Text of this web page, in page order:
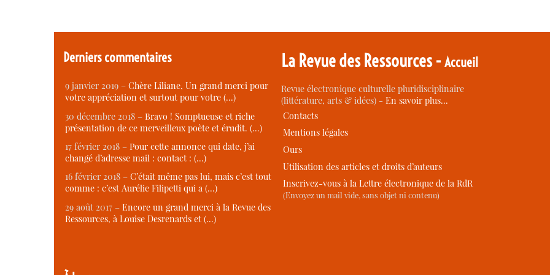
Derniers commentaires
9 janvier 2019 – Chère Liliane, Un grand merci pour
votre appréciation et surtout pour votre (…)
30 décembre 2018 – Bravo ! Somptueuse et riche
présentation de ce merveilleux poète et érudit. (…)
17 février 2018 – Pour cette annonce qui date, j’ai
changé d’adresse mail : contact : (…)
16 février 2018 – C’était même pas lui, mais c’est tout
comme : c’est Aurélie Filipetti qui a (…)
29 août 2017 – Encore un grand merci à la Revue des
Ressources, à Louise Desrenards et (…)
La Revue des Ressources -Accueil
Revue électronique culturelle pluridisciplinaire
(littérature, arts & idées) -En savoir plus…
Contacts
Mentions légales
Ours
Utilisation des articles et droits d’auteurs
Inscrivez-vous à la Lettre électronique de la RdR
(Envoyez un mail vide, sans objet ni contenu)